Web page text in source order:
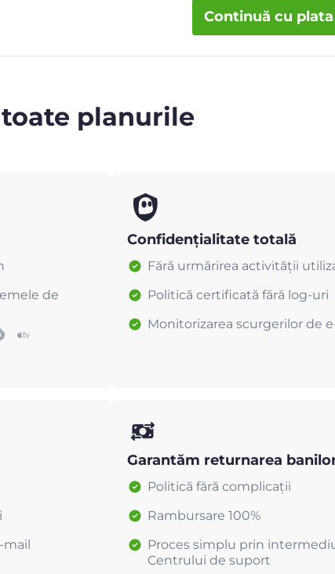
Continuă cu plata
planurile
de
Confidențialitate totală
Fără urmărirea activității
Politică certificată fără log-uri
Monitorizarea scurgerilor de
mail
Garantăm returnarea
Politică fără complicații
Rambursare 100%
Proces simplu prin
Centrului de suport